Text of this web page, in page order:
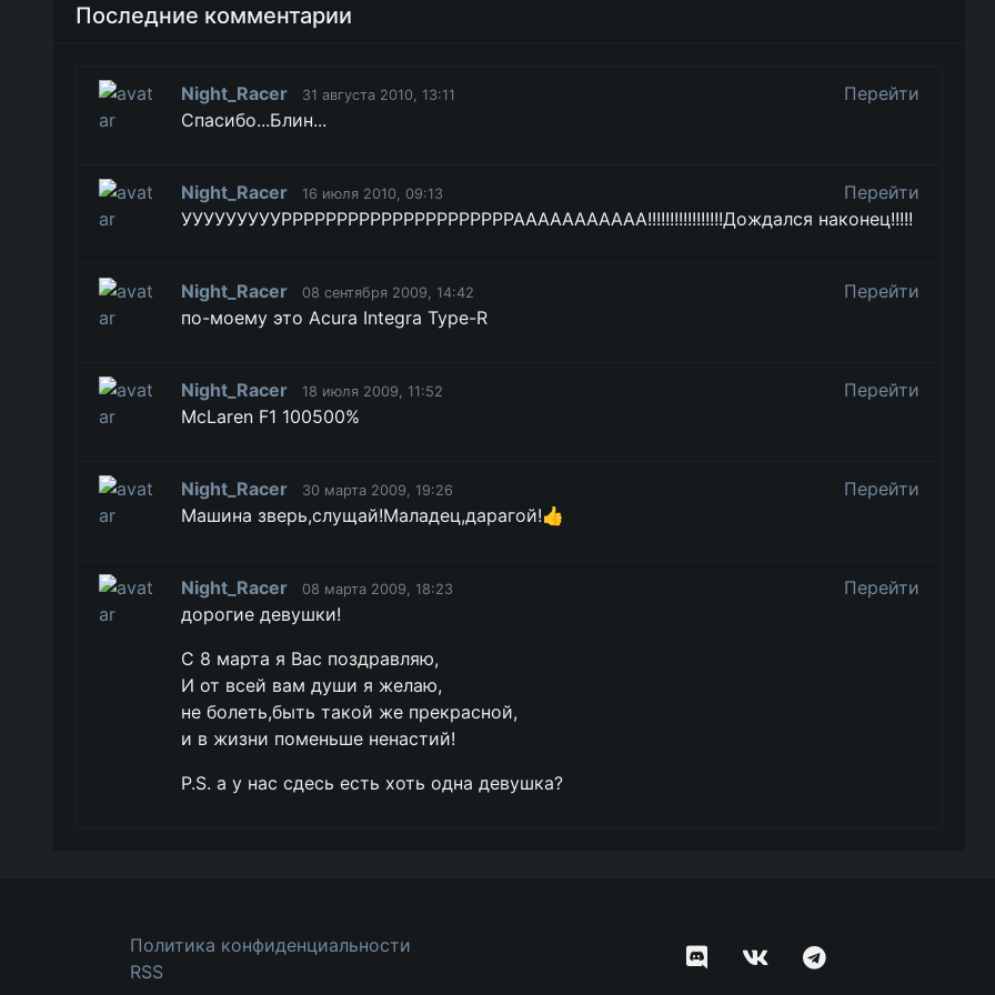
Последние комментарии
Night_Racer 31 августа 2010, 13:11
Перейти
Спасибо...Блин...
Night_Racer 16 июля 2010, 09:13
Перейти
УУУУУУУУУРРРРРРРРРРРРРРРРРРРРРААААААААААА!!!!!!!!!!!!!!!!!Дождался наконец!!!!!
Night_Racer 08 сентября 2009, 14:42
Перейти
по-моему это Acura Integra Type-R
Night_Racer 18 июля 2009, 11:52
Перейти
McLaren F1 100500%
Night_Racer 30 марта 2009, 19:26
Перейти
Машина зверь,слущай!Маладец,дарагой!👍
Night_Racer 08 марта 2009, 18:23
Перейти
дорогие девушки!
С 8 марта я Вас поздравляю,
И от всей вам души я желаю,
не болеть,быть такой же прекрасной,
и в жизни поменьше ненастий!
P.S. а у нас сдесь есть хоть одна девушка?
Политика конфиденциальности
RSS